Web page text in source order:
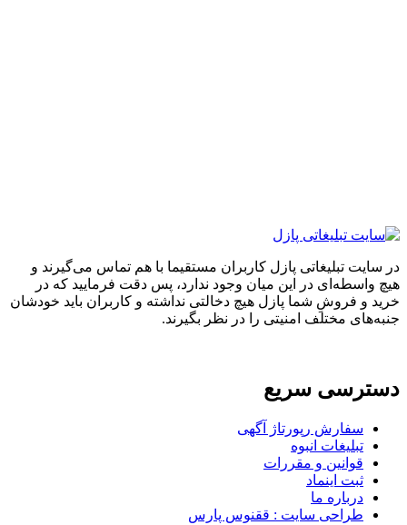
تبلیغاتی پازل کاربران مستقیما با هم تماس می‌گیرند و
در این میان وجود ندارد، پس دقت فرمایید که در
و فروشِ شما پازل هیچ دخالتی نداشته و کاربران باید خودشان
مختلف امنیتی را در نظر بگیرند.
سریع
سفارش رپورتاژ آگهی
تبلیغات انبوه
قوانین و مقررات
ثبت اینماد
درباره ما
طراحی سایت : ققنوس پارس